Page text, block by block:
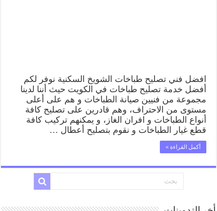
مغلقة
افضل فني تصليح طباخات الشويخ السكنية نوفر لكم
أفضل خدمة تصليح طباخات في الكويت حيث أننا لدينا
مجموعة من فنيين صيانة الطباخات و هم على أعلى
مستوى من الاحتراف، وهم قادرين على تصليح كافة
أنواع الطباخات و افران الغاز، و يمكنهم تركيب كافة
قطع غيار الطباخات و نقوم بتصليح أعطال …
أكمل القراءة »